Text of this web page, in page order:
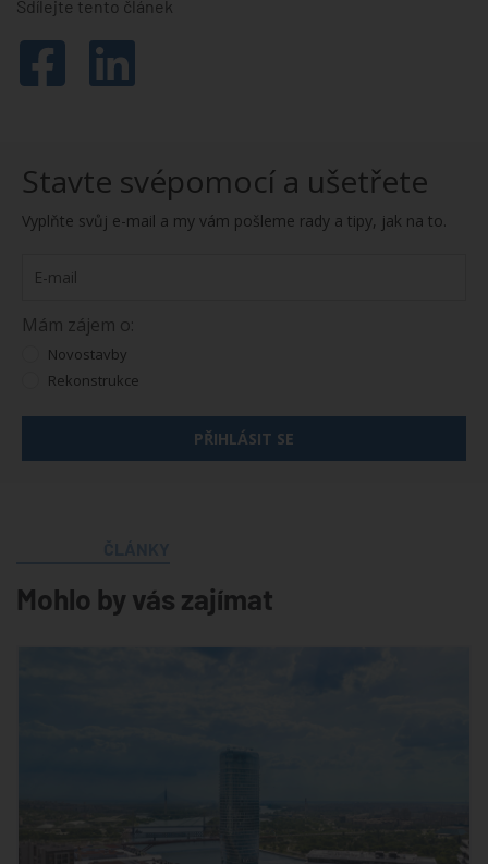
Sdílejte tento článek
Stavte svépomocí a ušetřete
Vyplňte svůj e-mail a my vám pošleme rady a tipy, jak na to.
Mám zájem o:
Novostavby
Rekonstrukce
PŘIHLÁSIT SE
Mohlo by vás zajímat